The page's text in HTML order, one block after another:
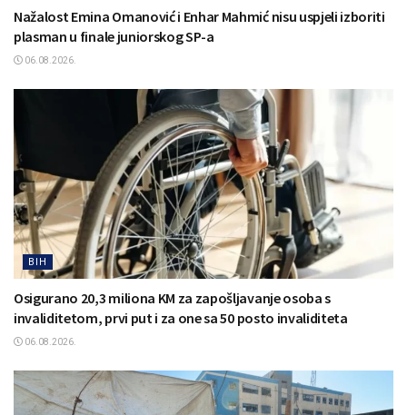
Nažalost Emina Omanović i Enhar Mahmić nisu uspjeli izboriti
plasman u finale juniorskog SP-a
06.08.2026.
BIH
Osigurano 20,3 miliona KM za zapošljavanje osoba s
invaliditetom, prvi put i za one sa 50 posto invaliditeta
06.08.2026.